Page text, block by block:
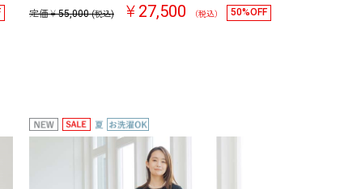
定価￥55,000 (税込) ￥27,500 （税込） 50%OFF